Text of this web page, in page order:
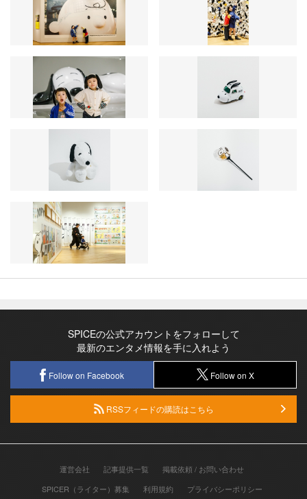
SPICEの公式アカウントをフォローして
最新のエンタメ情報を手に入れよう
Follow on Facebook Follow on X
RSSフィードの購読はこちら
運営会社 記事提供一覧
掲載依頼 / お問い合わせ
SPICER（ライター）募集
利用規約 プライバシーポリシー